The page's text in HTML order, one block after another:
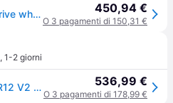
Moza racing r12 v2 direct drive wheel base volante 450,94 €
O 3 pagamenti di 150,31 €
, 1-2 giorni
Moza Racing Base Volante R12 V2 Wheel Base Black Rs081 536,99 €
O 3 pagamenti di 178,99 €